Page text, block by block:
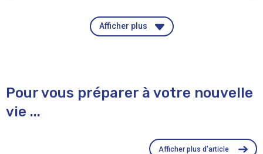
Afficher plus
Pour vous préparer à votre nouvelle
vie ...
Afficher plus d'article